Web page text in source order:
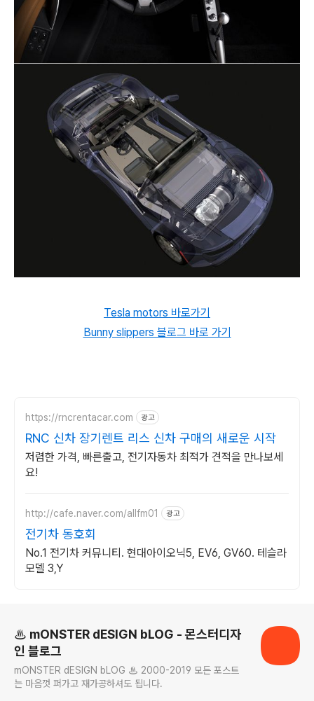
Tesla motors 바로가기
Bunny slippers 블로그 바로 가기
https://rncrentacar.com 광고
RNC 신차 장기렌트 리스 신차 구매의 새로운 시작
저렴한 가격, 빠른출고, 전기자동차 최적가 견적을 만나보세
요!
http://cafe.naver.com/allfm01 광고
전기차 동호회
No.1 전기차 커뮤니티. 현대아이오닉5, EV6, GV60. 테슬라
모델 3,Y
♨ mONSTER dESIGN bLOG - 몬스터디자
인 블로그
mONSTER dESIGN bLOG ♨ 2000-2019 모든 포스트
는 마음껏 퍼가고 재가공하셔도 됩니다.